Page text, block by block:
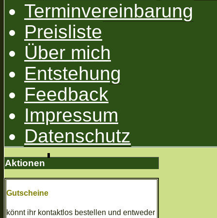
Terminvereinbarung
Preisliste
Über mich
Entstehung
Feedback
Impressum
Datenschutz
Aktionen
Gutscheine
könnt ihr kontaktlos bestellen und entweder